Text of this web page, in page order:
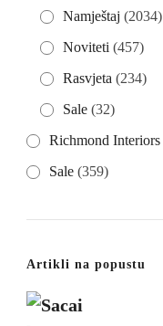
Namještaj (2034)
Noviteti (457)
Rasvjeta (234)
Sale (32)
Richmond Interiors
Sale (359)
Artikli na popustu